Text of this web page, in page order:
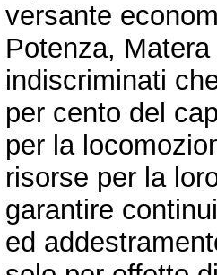
versante
Potenza,
indiscriminati
per cento del
per la
risorse per la
garantire
ed